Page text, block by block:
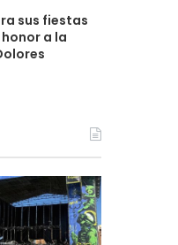
sus fiestas
a la